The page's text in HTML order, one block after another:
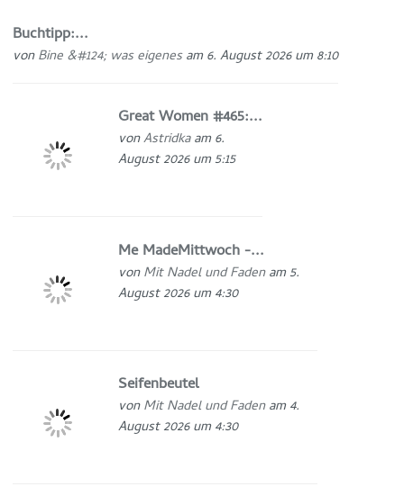
Buchtipp:...
vonBine &#124; was eigenesam 6. August 2026 um 8:10
Great Women #465:...
vonAstridkaam 6.
August 2026 um 5:15
Me MadeMittwoch -...
vonMit Nadel und Fadenam 5.
August 2026 um 4:30
Seifenbeutel
vonMit Nadel und Fadenam 4.
August 2026 um 4:30